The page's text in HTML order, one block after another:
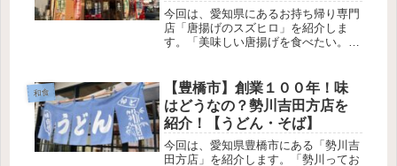
今回は、愛知県にあるお持ち帰り専門
店「唐揚げのスズヒロ」を紹介しま
す。「美味しい唐揚げを食べたい。」
げのスズヒロ」です。「唐揚げのスズ
ヒロ」は、愛知県をメインに展開して
いる...
和食
【豊橋市】創業１００年！味
はどうなの？勢川吉田方店を
紹介！【うどん・そば】
今回は、愛知県豊橋市にある「勢川吉
田方店」を紹介します。「勢川ってお